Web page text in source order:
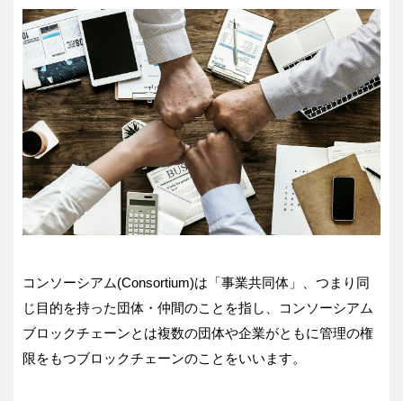
コンソーシアム(Consortium)は「事業共同体」、つまり同
じ目的を持った団体・仲間のことを指し、コンソーシアム
ブロックチェーンとは複数の団体や企業がともに管理の権
限をもつブロックチェーンのことをいいます。